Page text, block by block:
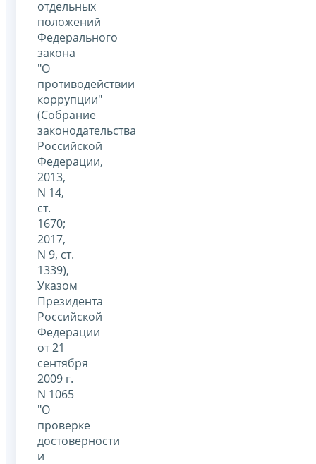
отдельных
положений
Федерального
закона
"О
противодействии
коррупции"
(Собрание
законодательства
Российской
Федерации,
2013,
N 14,
ст.
1670;
2017,
N 9, ст.
1339),
Указом
Президента
Российской
Федерации
от 21
сентября
2009 г.
N 1065
"О
проверке
достоверности
и